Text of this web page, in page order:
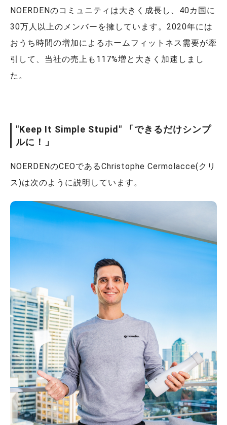
NOERDENのコミュニティは大きく成長し、40カ国に
30万人以上のメンバーを擁しています。2020年には
おうち時間の増加によるホームフィットネス需要が牽
引して、当社の売上も117%増と大きく加速しまし
た。
"Keep It Simple Stupid" 「できるだけシンプ
ルに！」
NOERDENのCEOであるChristophe Cermolacce(クリ
ス)は次のように説明しています。